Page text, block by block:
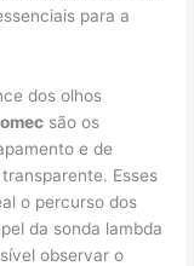
para a
dos olhos
são os
e de
Esses
o percurso dos
da sonda lambda
observar o